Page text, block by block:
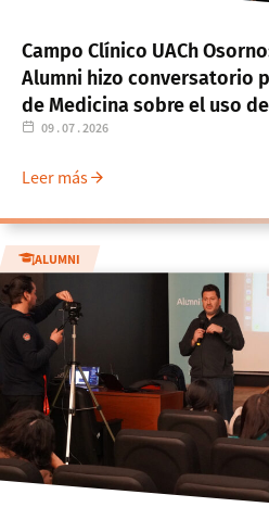
09 . 07 . 2026
Campo Clínico UACh
Alumni hizo conversatorio
de Medicina sobre el uso de
la inteligencia artificial
Leer más
ALUMNI